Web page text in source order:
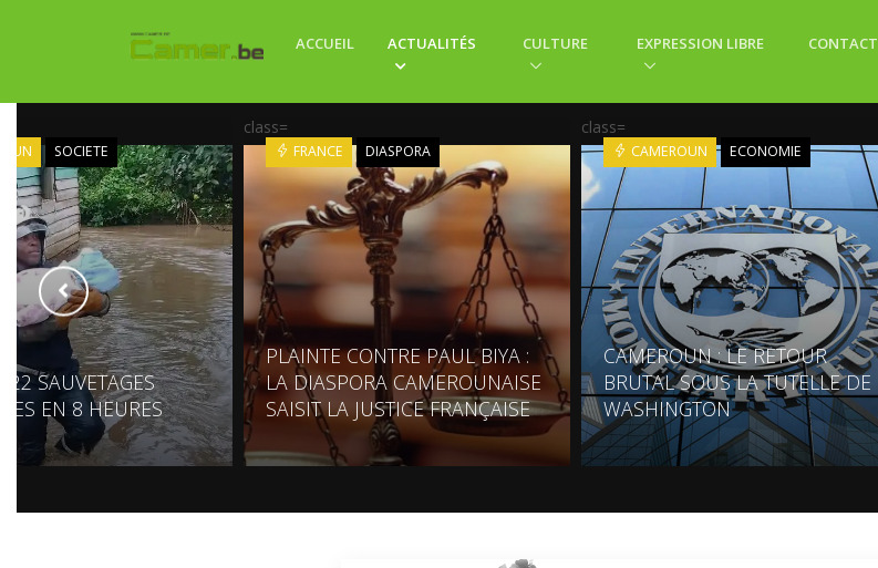
ACCUEIL ACTUALITÉS CULTURE EXPRESSION LIBRE CONTACT
SOCIETE
22 SAUVETAGES
EN 8 HEURES
class=
FRANCE DIASPORA
PLAINTE CONTRE PAUL BIYA :
LA DIASPORA CAMEROUNAISE
SAISIT LA JUSTICE FRANÇAISE
class=
CAMEROUN ECONOMIE
CAMEROUN : LE RETOUR
BRUTAL SOUS LA TUTELLE DE
WASHINGTON